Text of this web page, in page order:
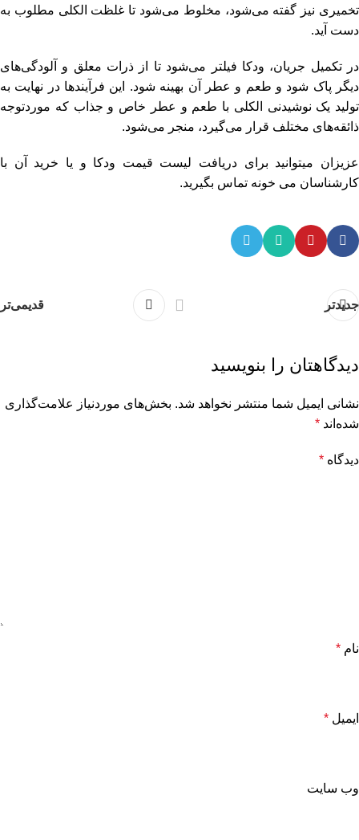
تخمیری نیز گفته می‌شود، مخلوط می‌شود تا غلظت الکلی مطلوب به
دست آید.
در تکمیل جریان، ودکا فیلتر می‌شود تا از ذرات معلق و آلودگی‌های
دیگر پاک شود و طعم و عطر آن بهینه شود. این فرآیند‌ها در نهایت به
تولید یک نوشیدنی الکلی با طعم و عطر خاص و جذاب که موردتوجه
ذائقه‌های مختلف قرار می‌گیرد، منجر می‌شود.
عزیزان میتوانید برای دریافت لیست قیمت ودکا و یا خرید آن با
کارشناسان می خونه تماس بگیرید.
جدیدتر قدیمی‌تر
دیدگاهتان را بنویسید
نشانی ایمیل شما منتشر نخواهد شد. بخش‌های موردنیاز علامت‌گذاری
شده‌اند *
دیدگاه *
نام *
ایمیل *
وب‌ سایت